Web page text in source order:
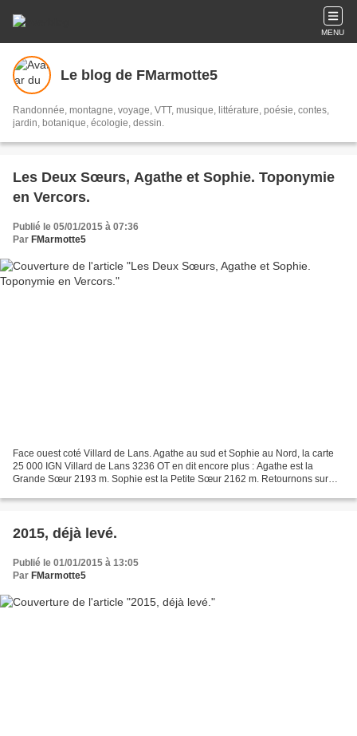
MENU
Le blog de FMarmotte5
Randonnée, montagne, voyage, VTT, musique, littérature, poésie, contes,
jardin, botanique, écologie, dessin.
Les Deux Sœurs, Agathe et Sophie. Toponymie
en Vercors.
Publié le 05/01/2015 à 07:36
Par FMarmotte5
Face ouest coté Villard de Lans. Agathe au sud et Sophie au Nord, la carte
25 000 IGN Villard de Lans 3236 OT en dit encore plus : Agathe est la
Grande Sœur 2193 m. Sophie est la Petite Sœur 2162 m. Retournons sur
2015, déjà levé.
Publié le 01/01/2015 à 13:05
Par FMarmotte5